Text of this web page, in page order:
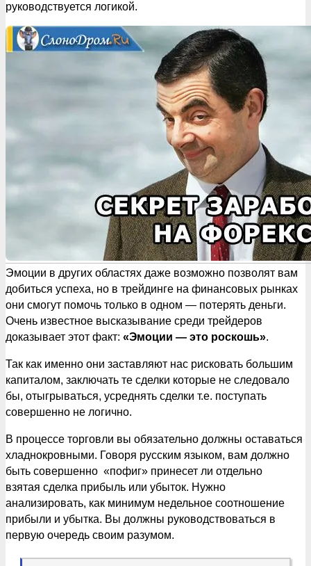
руководствуется логикой.
Эмоции в других областях даже возможно позволят вам
добиться успеха, но в трейдинге на финансовых рынках
они смогут помочь только в одном — потерять деньги.
Очень известное высказывание среди трейдеров
доказывает этот факт: «Эмоции — это роскошь».
Так как именно они заставляют нас рисковать большим
капиталом, заключать те сделки которые не следовало
бы, отыгрываться, усреднять сделки т.е. поступать
совершенно не логично.
В процессе торговли вы обязательно должны оставаться
хладнокровными. Говоря русским языком, вам должно
быть совершенно «пофиг» принесет ли отдельно
взятая сделка прибыль или убыток. Нужно
анализировать, как минимум недельное соотношение
прибыли и убытка. Вы должны руководствоваться в
первую очередь своим разумом.